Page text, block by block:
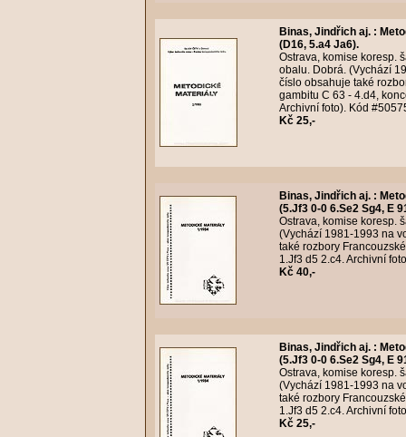
Binas, Jindřich aj. :
(D16, 5.a4 Ja6).
Ostrava, komise koresp.
obalu. Dobrá. (Vychází
číslo obsahuje také
gambitu C 63 - 4.d4,
Archivní foto). Kód
Kč 25,-
Binas, Jindřich aj. :
(5.Jf3 0-0 6.Se2 Sg4, E
Ostrava, komise koresp.
(Vychází 1981-1993 na
také rozbory
1.Jf3 d5 2.c4. Archivní
Kč 40,-
Binas, Jindřich aj. :
(5.Jf3 0-0 6.Se2 Sg4, E
Ostrava, komise koresp.
(Vychází 1981-1993 na
také rozbory
1.Jf3 d5 2.c4. Archivní
Kč 25,-